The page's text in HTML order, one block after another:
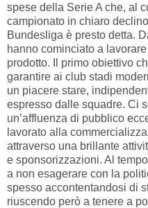
spese della Serie A che, al
campionato in chiaro
Bundesliga è presto detta.
hanno cominciato a
prodotto. Il primo obiettivo
garantire ai club stadi
un piacere stare,
espresso dalle squadre. Ci
un’affluenza di pubblico
lavorato alla
attraverso una brillante
e sponsorizzazioni. Al
a non esagerare con la
spesso accontentandosi di
riuscendo però a tenere a